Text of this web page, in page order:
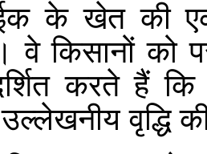
के खेत की एक
वे किसानों
करते हैं कि
वृद्धि